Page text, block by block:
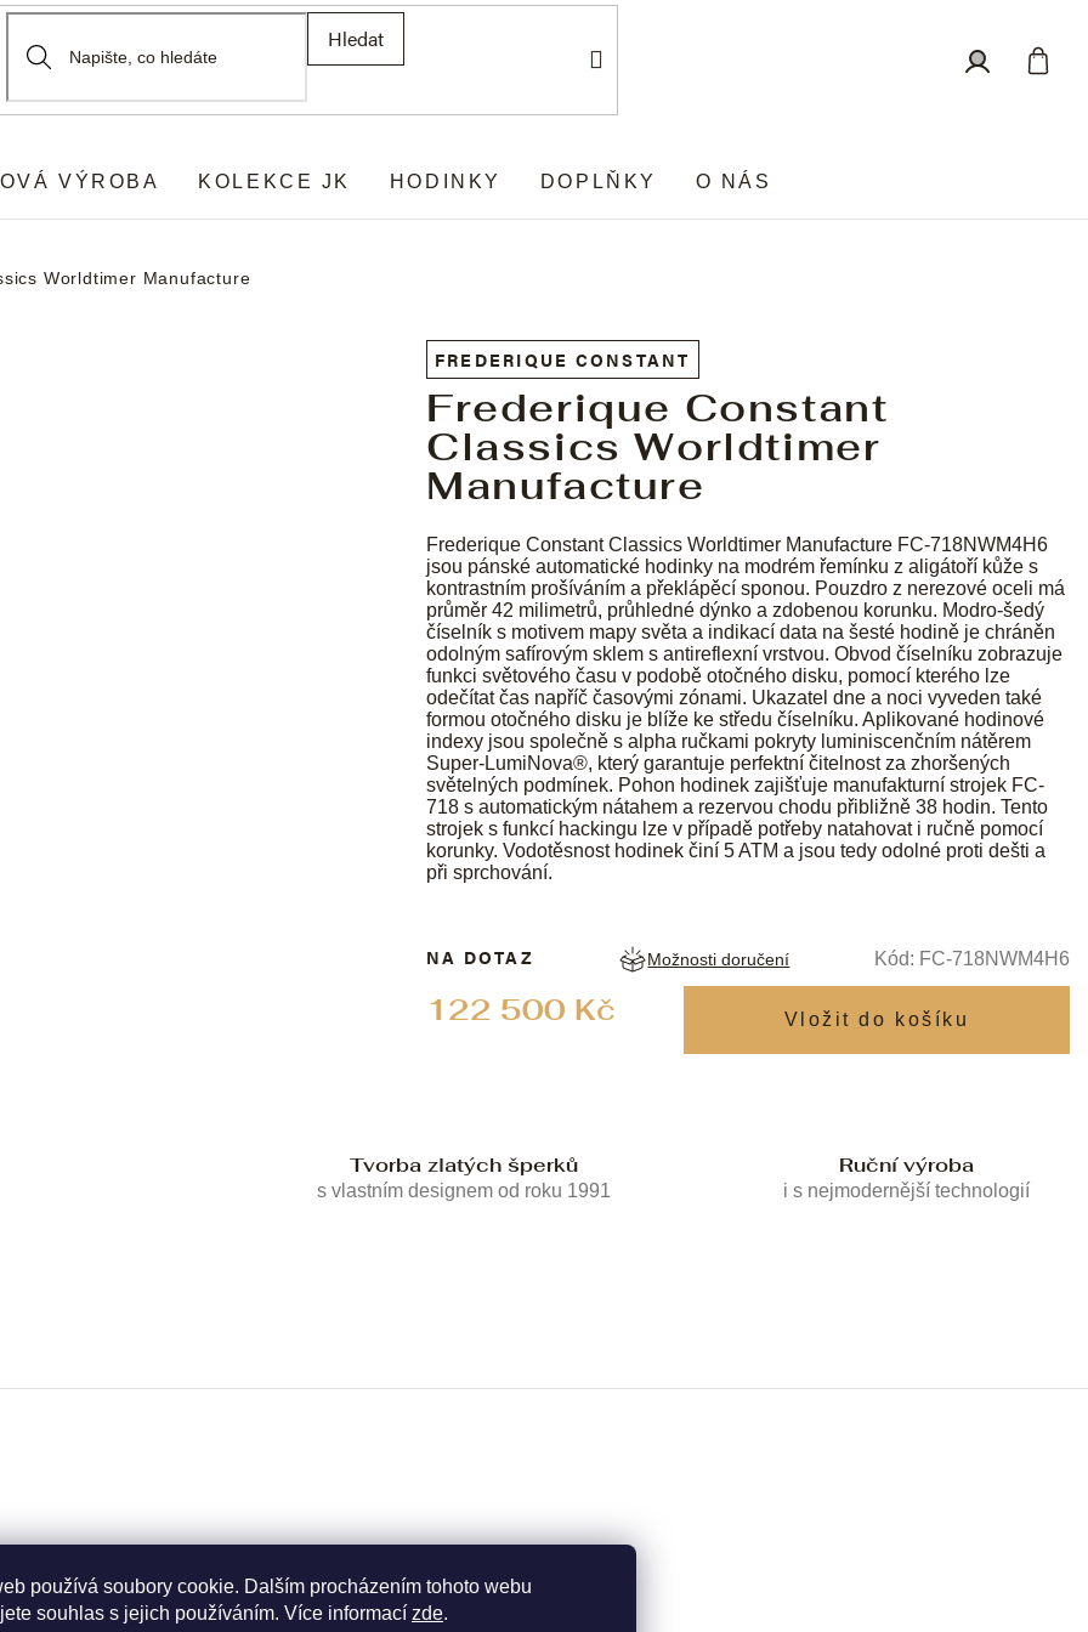
používá soubory cookie. Dalším procházením tohoto webu
souhlas s jejich používáním. Více informací zde.
Hledat
VÝROBA KOLEKCE JK HODINKY DOPLŇKY O NÁS
Worldtimer Manufacture
FREDERIQUE CONSTANT
Frederique Constant
Classics Worldtimer
Manufacture
Frederique Constant Classics Worldtimer Manufacture FC-718NWM4H6
jsou pánské automatické hodinky na modrém řemínku z aligátoří kůže s
kontrastním prošíváním a překlápěcí sponou. Pouzdro z nerezové oceli má
průměr 42 milimetrů, průhledné dýnko a zdobenou korunku. Modro-šedý
číselník s motivem mapy světa a indikací data na šesté hodině je chráněn
odolným safírovým sklem s antireflexní vrstvou. Obvod číselníku zobrazuje
funkci světového času v podobě otočného disku, pomocí kterého lze
odečítat čas napříč časovými zónami. Ukazatel dne a noci vyveden také
formou otočného disku je blíže ke středu číselníku. Aplikované hodinové
indexy jsou společně s alpha ručkami pokryty luminiscenčním nátěrem
Super-LumiNova®, který garantuje perfektní čitelnost za zhoršených
světelných podmínek. Pohon hodinek zajišťuje manufakturní strojek FC-
718 s automatickým nátahem a rezervou chodu přibližně 38 hodin. Tento
strojek s funkcí hackingu lze v případě potřeby natahovat i ručně pomocí
korunky. Vodotěsnost hodinek činí 5 ATM a jsou tedy odolné proti dešti a
při sprchování.
122 500 Kč
NA DOTAZ Možnosti doručení Kód: FC-718NWM4H6
Tvorba zlatých šperků
s vlastním designem od roku 1991
Ruční výroba
i s nejmodernější technologií